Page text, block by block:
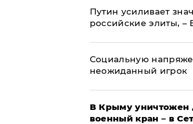
Путин усиливает
российские элиты, –
Социальную
неожиданный игрок
В Крыму уничтожен
военный кран – в